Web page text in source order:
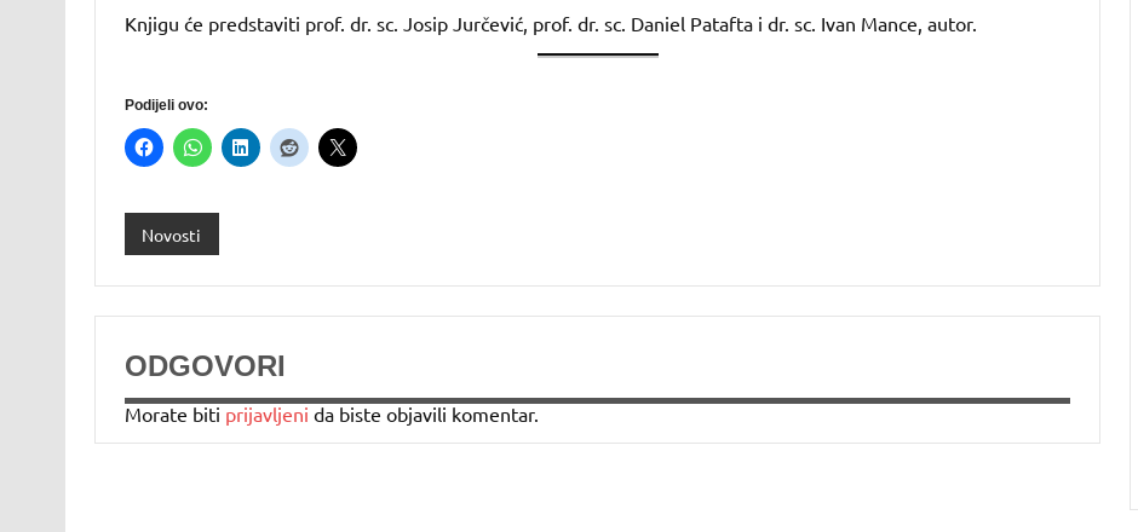
Knjigu će predstaviti prof. dr. sc. Josip Jurčević, prof. dr. sc. Daniel Patafta i dr. sc. Ivan Mance, autor.
Podijeli ovo:
Novosti
ODGOVORI
Morate biti prijavljeni da biste objavili komentar.